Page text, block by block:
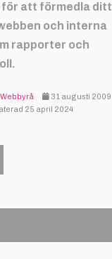
för att förmedla ditt
och interna
rapporter och
Webbyrå
31 augusti 2009
25 april 2024